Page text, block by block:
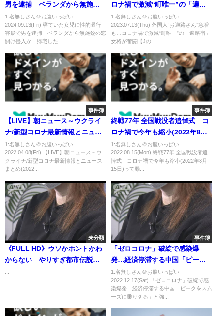
男を逮捕 ベランダから無施錠
の窓開け侵入か 帰宅した母親
に被害訴え
1:名無しさん＠お腹いっぱい
2024.09.13(Fri) 寝ていた女児に性的暴行
容疑で男を逮捕 ベランダから無施錠の窓
開け侵入か 帰宅した...
ロナ禍で激減“町唯一”の「遍路
宿」女将が奮闘【Jの追跡】
(2023年7月8日)
1:名無しさん＠お腹いっぱい
2023.07.13(Thu) 外国人“お遍路さん”急増
も…コロナ禍で激減“町唯一”の「遍路宿」
女将が奮闘【Jの...
事件簿
【LIVE】朝ニュース～ウクライ
ナ/新型コロナ最新情報とニュー
スまとめ(2022年4月8日)
1:名無しさん＠お腹いっぱい
2022.04.08(Fri) 【LIVE】朝ニュース～ウ
クライナ/新型コロナ最新情報とニュース
まとめ(2022...
事件簿
終戦77年 全国戦没者追悼式 コ
ロナ禍で今年も縮小(2022年8月
15日)
1:名無しさん＠お腹いっぱい
2022.08.15(Mon) 終戦77年 全国戦没者追
悼式 コロナ禍で今年も縮小(2022年8月
15日)って動...
未分類
《FULL HD》ウソかホントかわ
からない やりすぎ都市伝説
事件簿
「ゼロコロナ」破綻で感染爆
発…経済停滞する中国「ピーク
をスムーズに乗り切る」と強調
（2022年12月16日）
1:名無しさん＠お腹いっぱい
2022.12.17(Sat) 「ゼロコロナ」破綻で感
染爆発…経済停滞する中国「ピークをスム
ーズに乗り切る」と強...